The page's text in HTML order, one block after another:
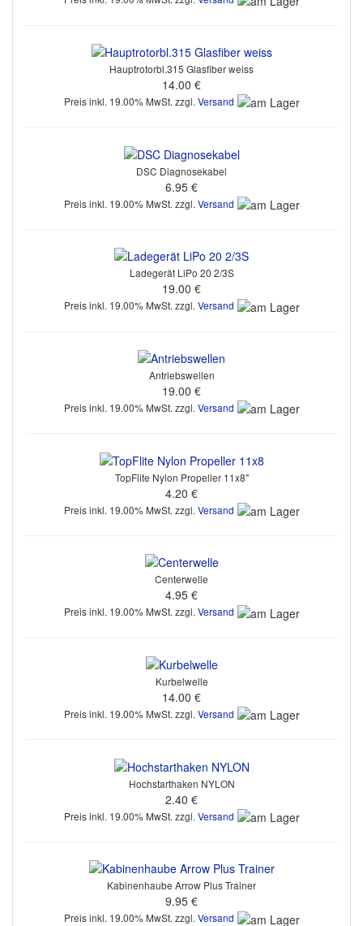
Hauptrotorbl.315 Glasfiber weiss
14.00 €
Preis inkl. 19.00% MwSt. zzgl. Versand
DSC Diagnosekabel
6.95 €
Preis inkl. 19.00% MwSt. zzgl. Versand
Ladegerät LiPo 20 2/3S
19.00 €
Preis inkl. 19.00% MwSt. zzgl. Versand
Antriebswellen
19.00 €
Preis inkl. 19.00% MwSt. zzgl. Versand
TopFlite Nylon Propeller 11x8"
4.20 €
Preis inkl. 19.00% MwSt. zzgl. Versand
Centerwelle
4.95 €
Preis inkl. 19.00% MwSt. zzgl. Versand
Kurbelwelle
14.00 €
Preis inkl. 19.00% MwSt. zzgl. Versand
Hochstarthaken NYLON
2.40 €
Preis inkl. 19.00% MwSt. zzgl. Versand
Kabinenhaube Arrow Plus Trainer
9.95 €
Preis inkl. 19.00% MwSt. zzgl. Versand